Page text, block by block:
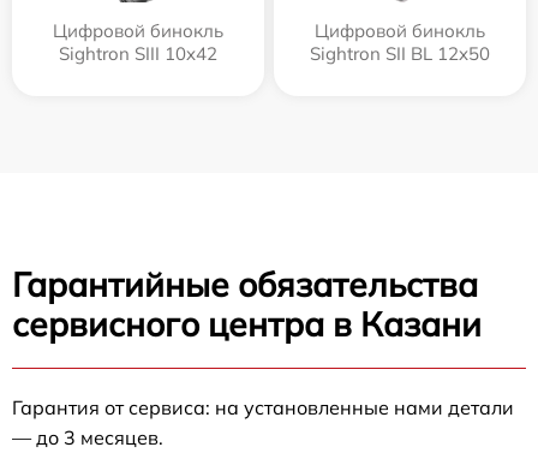
Цифровой бинокль
Sightron SIII 10x42
Цифровой бинокль
Sightron SII BL 12x50
Гарантийные обязательства
сервисного центра в Казани
Гарантия от сервиса: на установленные нами детали
— до 3 месяцев.